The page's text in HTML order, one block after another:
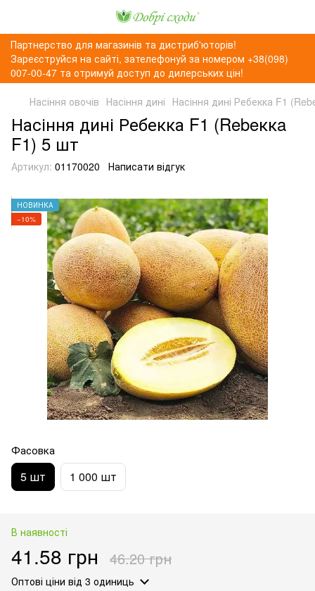
Партнерство для магазинів та дистриб'юторів!
Зареєструйся на сайті, зателефонуй за номером +38(098)
007-00-47 та отримуй доступ до дилерських цін!
Насіння овочів Насіння дині Насіння дині Ребекка F1
Насіння дині Ребекка F1 (Rebeккa
F1) 5 шт
Артикул: 01170020 Написати відгук
НОВИНКА
−10%
Фасовка
5 шт 1 000 шт
В наявності
41.58 грн 46.20 грн
Оптові ціни від 3 одиниць